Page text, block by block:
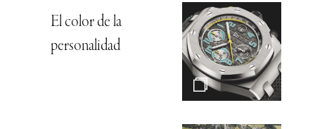
El color de la
personalidad